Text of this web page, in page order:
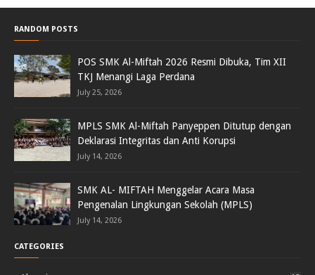
RANDOM POSTS
POS SMK Al-Miftah 2026 Resmi Dibuka, Tim XII
TKJ Menangi Laga Perdana
July 25, 2026
MPLS SMK Al-Miftah Panyeppen Ditutup dengan
Deklarasi Integritas dan Anti Korupsi
July 14, 2026
SMK AL- MIFTAH Menggelar Acara Masa
Pengenalan Lingkungan Sekolah (MPLS)
July 14, 2026
CATEGORIES